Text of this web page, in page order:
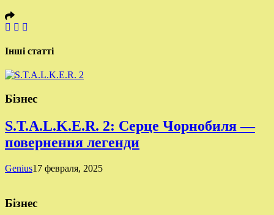
Інші статті
Бізнес
S.T.A.L.K.E.R. 2: Серце Чорнобиля —
повернення легенди
Genius17 февраля, 2025
Бізнес